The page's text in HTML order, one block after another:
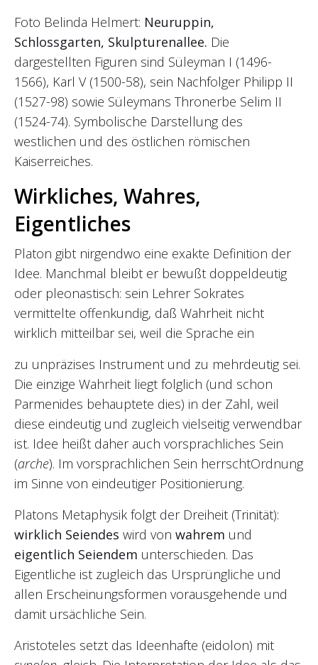
Foto Belinda Helmert: Neuruppin,
Schlossgarten, Skulpturenallee. Die
dargestellten Figuren sind Süleyman I (1496-
1566), Karl V (1500-58), sein Nachfolger Philipp II
(1527-98) sowie Süleymans Thronerbe Selim II
(1524-74). Symbolische Darstellung des
westlichen und des östlichen römischen
Kaiserreiches.
Wirkliches, Wahres,
Eigentliches
Platon gibt nirgendwo eine exakte Definition der
Idee. Manchmal bleibt er bewußt doppeldeutig
oder pleonastisch: sein Lehrer Sokrates
vermittelte offenkundig, daß Wahrheit nicht
wirklich mitteilbar sei, weil die Sprache ein
zu unpräzises Instrument und zu mehrdeutig sei.
Die einzige Wahrheit liegt folglich (und schon
Parmenides behauptete dies) in der Zahl, weil
diese eindeutig und zugleich vielseitig verwendbar
ist. Idee heißt daher auch vorsprachliches Sein
(arche). Im vorsprachlichen Sein herrschtOrdnung
im Sinne von eindeutiger Positionierung.
Platons Metaphysik folgt der Dreiheit (Trinität):
wirklich Seiendes wird von wahrem und
eigentlich Seiendem unterschieden. Das
Eigentliche ist zugleich das Ursprüngliche und
allen Erscheinungsformen vorausgehende und
damit ursächliche Sein.
Aristoteles setzt das Ideenhafte (eidolon) mit